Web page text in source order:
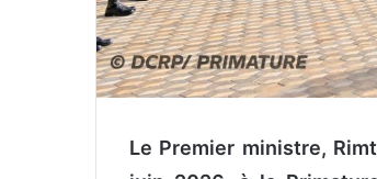
‎Le Premier ministre,